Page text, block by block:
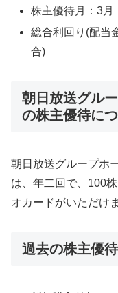
株主優待月：3月
総合利回り(配当
合)
朝日放送グル
の株主優待に
朝日放送グループホ
は、年二回で、100
オカードがいただけ
過去の株主優